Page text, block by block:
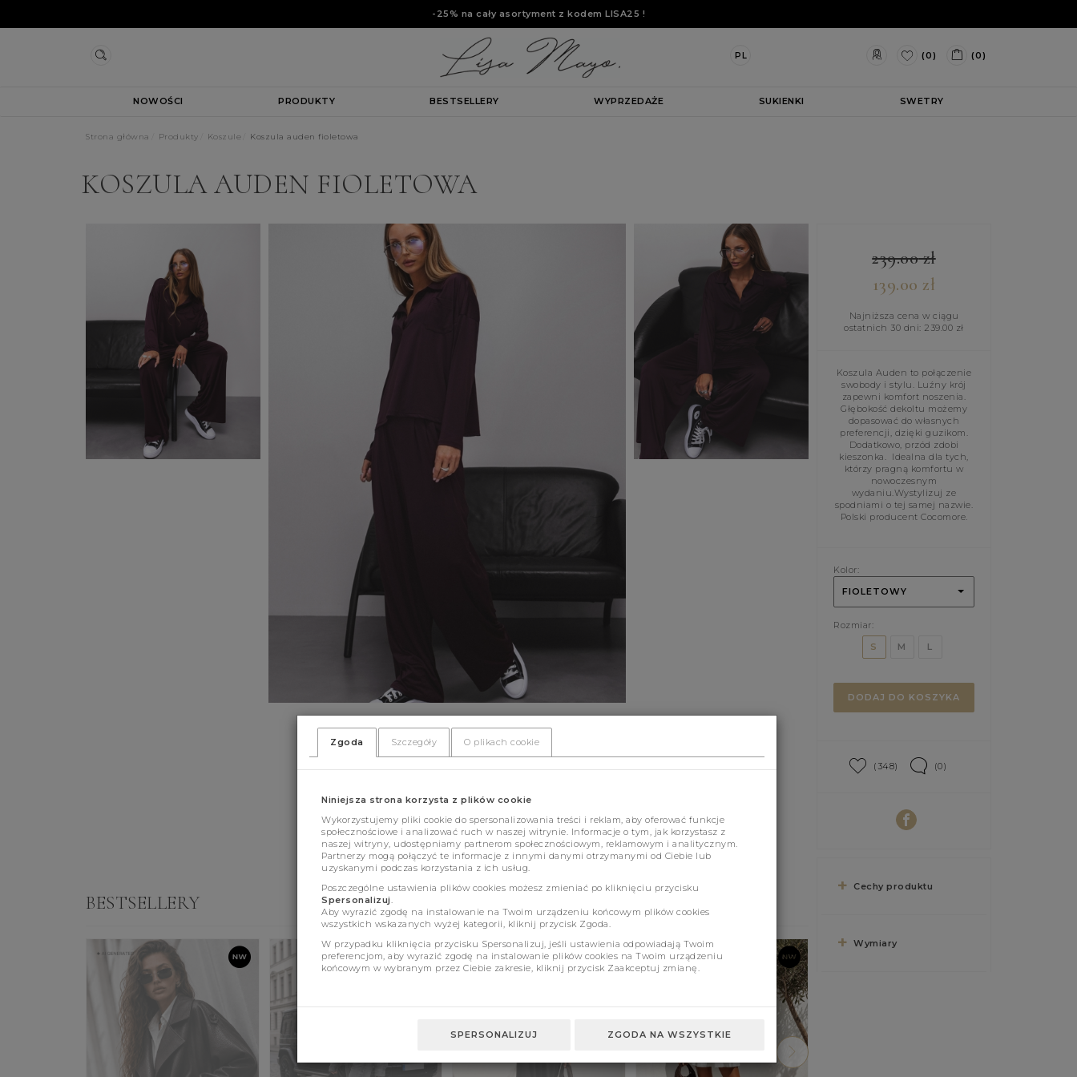
-25% na cały asortyment z kodem LISA25 !
PL (0) (0)
NOWOŚCI PRODUKTY BESTSELLERY WYPRZEDAŻE SUKIENKI SWETRY
Strona główna Produkty Koszule Koszula auden fioletowa
KOSZULA AUDEN FIOLETOWA
239.00zł
139.00 zł
Najniższa cena w ciągu
ostatnich 30 dni: 239.00 zł
Koszula Auden to połączenie
swobody i stylu. Luźny krój
zapewni komfort noszenia.
Głębokość dekoltu możemy
dopasować do własnych
preferencji, dzięki guzikom.
Dodatkowo, przód zdobi
kieszonka. Idealna dla tych,
którzy pragną komfortu w
nowoczesnym
wydaniu.Wystylizuj ze
spodniami o tej samej nazwie.
Polski producent Cocomore.
Kolor:
FIOLETOWY
Rozmiar:
S
M L
DODAJ DO KOSZYKA
(348) (0)
Cechy produktu
Wymiary
BESTSELLERY
Zgoda Szczegóły O plikach cookie
Niniejsza strona korzysta z plików cookie
Wykorzystujemy pliki cookie do spersonalizowania treści i reklam, aby oferować funkcje
społecznościowe i analizować ruch w naszej witrynie. Informacje o tym, jak korzystasz z
naszej witryny, udostępniamy partnerom społecznościowym, reklamowym i analitycznym.
Partnerzy mogą połączyć te informacje z innymi danymi otrzymanymi od Ciebie lub
uzyskanymi podczas korzystania z ich usług.
Poszczególne ustawienia plików cookies możesz zmieniać po kliknięciu przycisku
Spersonalizuj.
Aby wyrazić zgodę na instalowanie na Twoim urządzeniu końcowym plików cookies
wszystkich wskazanych wyżej kategorii, kliknij przycisk Zgoda.
W przypadku kliknięcia przycisku Spersonalizuj, jeśli ustawienia odpowiadają Twoim
preferencjom, aby wyrazić zgodę na instalowanie plików cookies na Twoim urządzeniu
końcowym w wybranym przez Ciebie zakresie, kliknij przycisk Zaakceptuj zmianę.
SPERSONALIZUJ ZGODA NA WSZYSTKIE